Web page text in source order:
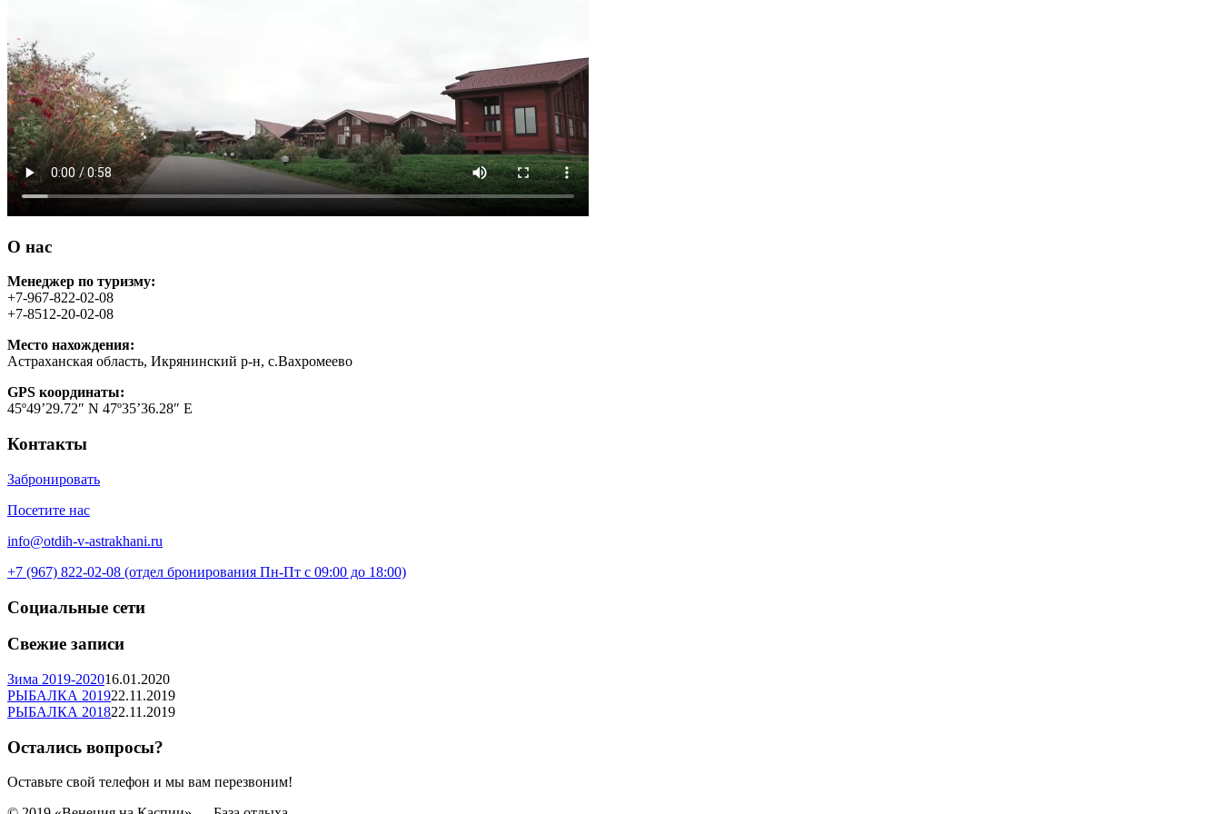
О нас
Менеджер по туризму:
+7-967-822-02-08
+7-8512-20-02-08
Место нахождения:
Астраханская область, Икрянинский р-н, с.Вахромеево
GPS координаты:
45º49’29.72″ N 47º35’36.28″ E
Контакты
Забронировать
Посетите нас
info@otdih-v-astrakhani.ru
+7 (967) 822-02-08 (отдел бронирования Пн-Пт с 09:00 до 18:00)
Социальные сети
Свежие записи
Зима 2019-202016.01.2020
РЫБАЛКА 201922.11.2019
РЫБАЛКА 201822.11.2019
Остались вопросы?
Оставьте свой телефон и мы вам перезвоним!